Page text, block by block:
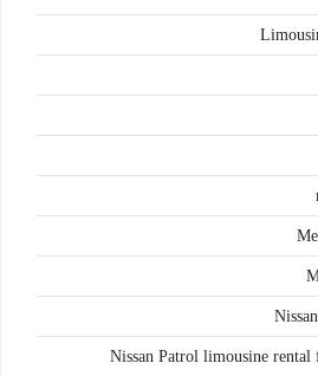
Nissan Patrol limousine